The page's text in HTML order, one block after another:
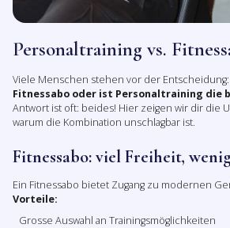
Personaltraining vs.
Viele Menschen stehen vor der Entscheidung:
Fitnessabo oder ist Personaltraining die
Antwort ist oft: beides! Hier zeigen wir dir die
warum die Kombination unschlagbar ist.
Fitnessabo: viel Freiheit,
Ein Fitnessabo bietet Zugang zu modernen
Vorteile:
Grosse Auswahl an Trainingsmöglichkeiten